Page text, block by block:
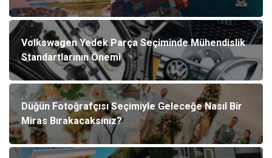
Volkswagen Yedek Parça Seçiminde Mühendislik
Standartlarının Önemi
Düğün Fotoğrafçısı Seçimiyle Geleceğe Nasıl Bir
Miras Bırakacaksınız?